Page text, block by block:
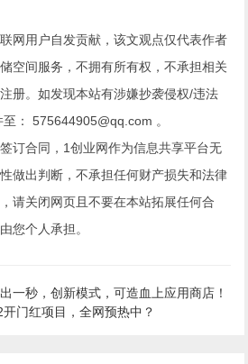
网用户自发贡献，该文观点仅代表作者
空间服务，不拥有所有权，不承担相关
册。如发现本站有涉嫌抄袭侵权/违法
： 575644905@qq.com 。
订合同，1创业网作为信息共享平台无
做出判断，不承担任何财产损失和法律
请关闭网页且不要在本站拓展任何合
您个人承担。
一秒，创新模式，可造血上应用商店！
门红项目，全网预热中？